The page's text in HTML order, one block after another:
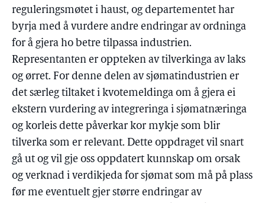
reguleringsmøtet i haust, og departementet har
byrja med å vurdere andre endringar av ordninga
for å gjera ho betre tilpassa industrien.
Representanten er oppteken av tilverkinga av laks
og ørret. For denne delen av sjømatindustrien er
det særleg tiltaket i kvotemeldinga om å gjera ei
ekstern vurdering av integreringa i sjømatnæringa
og korleis dette påverkar kor mykje som blir
tilverka som er relevant. Dette oppdraget vil snart
gå ut og vil gje oss oppdatert kunnskap om orsak
og verknad i verdikjeda for sjømat som må på plass
før me eventuelt gjer større endringar av